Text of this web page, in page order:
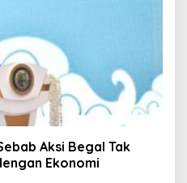
Aksi Begal Tak
Ekonomi